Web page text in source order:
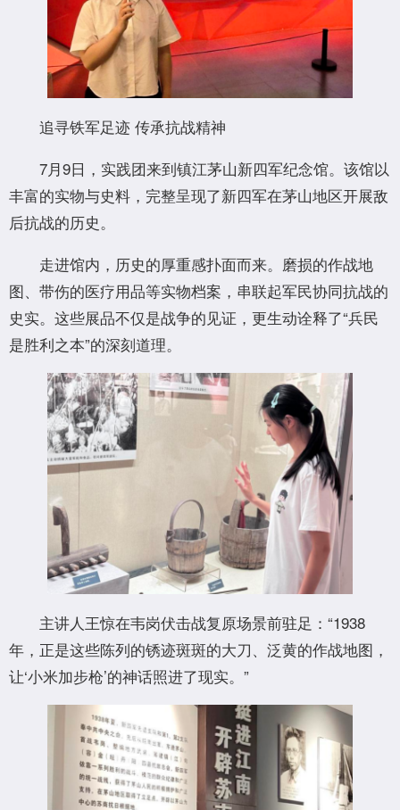
追寻铁军足迹 传承抗战精神
7月9日，实践团来到镇江茅山新四军纪念馆。该馆以
丰富的实物与史料，完整呈现了新四军在茅山地区开展敌
后抗战的历史。
走进馆内，历史的厚重感扑面而来。磨损的作战地
图、带伤的医疗用品等实物档案，串联起军民协同抗战的
史实。这些展品不仅是战争的见证，更生动诠释了“兵民
是胜利之本”的深刻道理。
主讲人王惊在韦岗伏击战复原场景前驻足：“1938
年，正是这些陈列的锈迹斑斑的大刀、泛黄的作战地图，
让‘小米加步枪’的神话照进了现实。”